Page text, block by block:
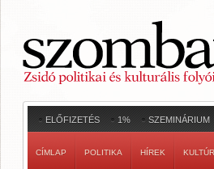
ELŐFIZETÉS 1% SZEMINÁRIUM
CÍMLAP POLITIKA HÍREK